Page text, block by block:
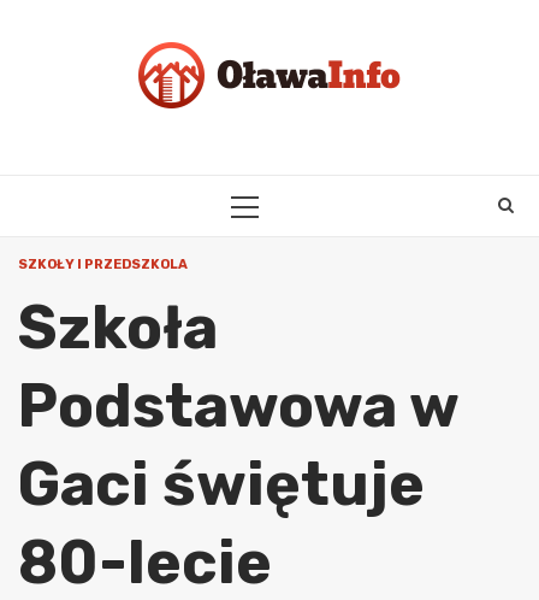
PRIMARY
SZKOŁY I PRZEDSZKOLA
Szkoła
Podstawowa w
Gaci świętuje
80-lecie